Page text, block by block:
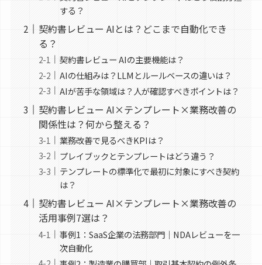
する？
契約書レビュー AIとは？どこまで自動化でき
る？
契約書レビュー AIの主要機能は？
AIの仕組みは？LLMとルールベースの違いは？
AIが苦手な領域は？人が確認すべきポイントは？
契約書レビュー AI×テンプレート×業務改善の
関係性は？何から整える？
業務改善で見るべきKPIは？
プレイブックとテンプレートはどう違う？
テンプレートの標準化で最初に対象にすべき契約
は？
契約書レビュー AI×テンプレート×業務改善の
活用事例7選は？
事例1：SaaS企業の法務部門｜NDAレビューを一
次自動化